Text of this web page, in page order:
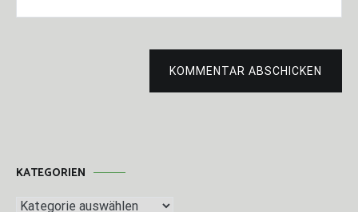
KOMMENTAR ABSCHICKEN
KATEGORIEN
Kategorien